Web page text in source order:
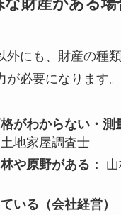
外にも、財産の種
必要になります。
がわからない・測
地家屋調査士
や原野がある：
いる（会社経営）